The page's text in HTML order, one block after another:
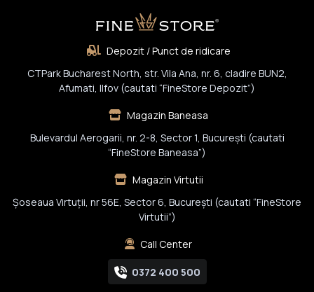
Depozit / Punct de ridicare
CTPark Bucharest North, str. Vila Ana, nr. 6, cladire BUN2,
Afumati, Ilfov (cautati “FineStore Depozit”)
Magazin Baneasa
Bulevardul Aerogarii, nr. 2-8, Sector 1, Bucureşti (cautati
“FineStore Baneasa”)
Magazin Virtutii
Șoseaua Virtuții, nr 56E, Sector 6, București (cautati “FineStore
Virtutii”)
Call Center
0372 400 500